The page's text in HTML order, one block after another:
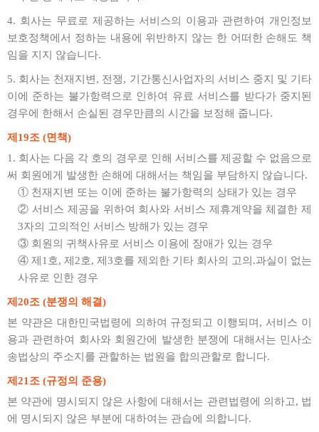
4. 회사는 무료로 제공하는 서비스의 이용과 관련하여 개인정보
보호정책에서 정하는 내용에 위반하지 않는 한 어떠한 손해도 책
임을 지지 않습니다.
5. 회사는 천재지변, 전쟁, 기간통신사업자의 서비스 중지 및 기타
이에 준하는 불가항력으로 인하여 유료 서비스를 받다가 중지된
경우에 한해서 손실된 경우만큼의 시간을 보정해 줍니다.
제19조 (면책)
1. 회사는 다음 각 호의 경우로 인해 서비스를 제공할 수 없음으로
써 회원에게 발생한 손해에 대해서는 책임을 부담하지 않습니다.
① 천재지변 또는 이에 준하는 불가항력의 상태가 있는 경우
② 서비스 제공을 위하여 회사와 서비스 제휴계약을 체결한 제
3자의 고의적인 서비스 방해가 있는 경우
③ 회원의 귀책사유로 서비스 이용에 장애가 있는 경우
④ 제1호, 제2호, 제3호를 제외한 기타 회사의 고의.과실이 없는
사유로 인한 경우
제20조 (분쟁의 해결)
본 약관은 대한민국법령에 의하여 규정되고 이행되며, 서비스 이
용과 관련하여 회사와 회원간에 발생한 분쟁에 대해서는 민사소
송법상의 주소지를 관할하는 법원을 합의관할로 합니다.
제21조 (규정의 준용)
본 약관에 명시되지 않은 사항에 대해서는 관련법령에 의하고, 법
에 명시되지 않은 부분에 대하여는 관습에 의합니다.